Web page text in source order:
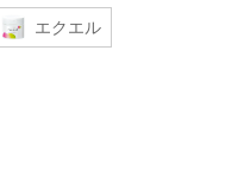
エクエル